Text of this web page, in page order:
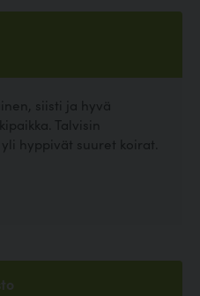
siisti ja hyvä
Talvisin
hyppivät suuret koirat.